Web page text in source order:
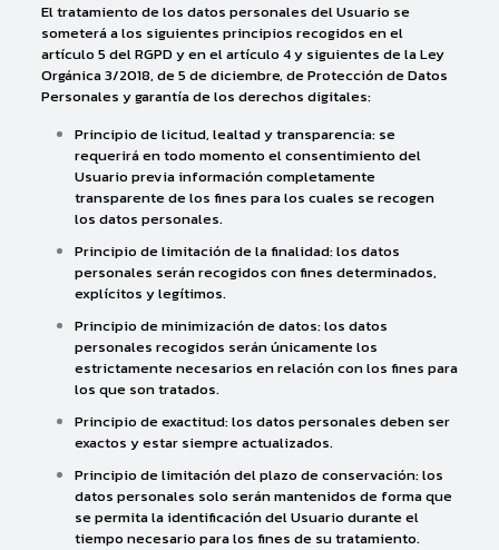
El tratamiento de los datos personales del Usuario se
someterá a los siguientes principios recogidos en el
artículo 5 del RGPD y en el artículo 4 y siguientes de la Ley
Orgánica 3/2018, de 5 de diciembre, de Protección de Datos
Personales y garantía de los derechos digitales:
Principio de licitud, lealtad y transparencia: se
requerirá en todo momento el consentimiento del
Usuario previa información completamente
transparente de los fines para los cuales se recogen
los datos personales.
Principio de limitación de la finalidad: los datos
personales serán recogidos con fines determinados,
explícitos y legítimos.
Principio de minimización de datos: los datos
personales recogidos serán únicamente los
estrictamente necesarios en relación con los fines para
los que son tratados.
Principio de exactitud: los datos personales deben ser
exactos y estar siempre actualizados.
Principio de limitación del plazo de conservación: los
datos personales solo serán mantenidos de forma que
se permita la identificación del Usuario durante el
tiempo necesario para los fines de su tratamiento.